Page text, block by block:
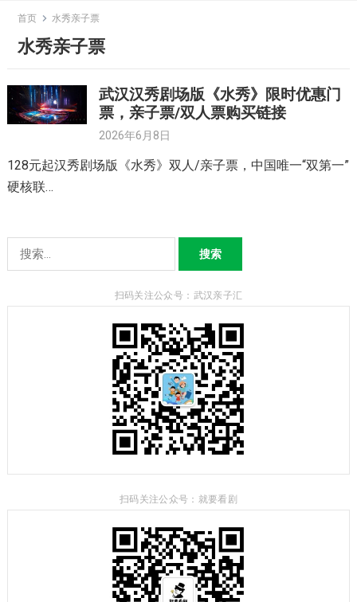
content
首页 水秀亲子票
水秀亲子票
武汉汉秀剧场版《水秀》限时优惠门
票，亲子票/双人票购买链接
2026年6月8日
128元起汉秀剧场版《水秀》双人/亲子票，中国唯一“双第一”
硬核联…
索：
扫码关注公众号：武汉亲子汇
扫码关注公众号：就要看剧